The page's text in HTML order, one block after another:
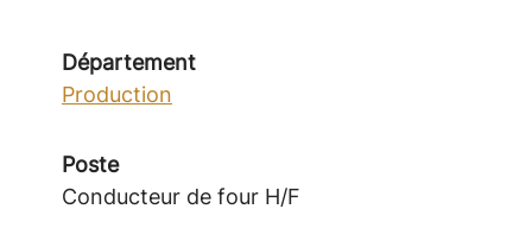
Département
Production
Poste
Conducteur de four H/F